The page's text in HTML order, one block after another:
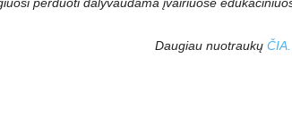
Daugiau nuotraukų ČIA.